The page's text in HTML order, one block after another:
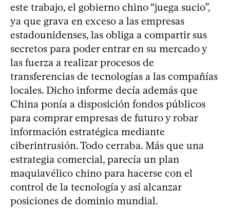
este trabajo, el gobierno chino “juega sucio”,
ya que grava en exceso a las empresas
estadounidenses, las obliga a compartir sus
secretos para poder entrar en su mercado y
las fuerza a realizar procesos de
transferencias de tecnologías a las compañías
locales. Dicho informe decía además que
China ponía a disposición fondos públicos
para comprar empresas de futuro y robar
información estratégica mediante
ciberintrusión. Todo cerraba. Más que una
estrategia comercial, parecía un plan
maquiavélico chino para hacerse con el
control de la tecnología ­y así alcanzar
posiciones de dominio mundial.